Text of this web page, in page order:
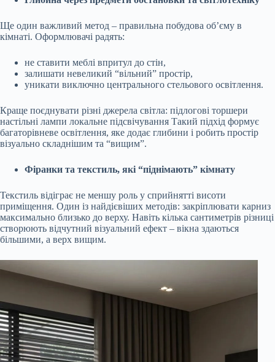
Ще один важливий метод – правильна побудова об’єму в
кімнаті. Оформлювачі радять:
не ставити меблі впритул до стін,
залишати невеликий “вільний” простір,
уникати виключно центрального стельового освітлення.
Краще поєднувати різні джерела світла: підлогові торшери
настільні лампи локальне підсвічування Такий підхід формує
багаторівневе освітлення, яке додає глибини і робить простір
візуально складнішим та “вищим”.
Фіранки та текстиль, які “піднімають” кімнату
Текстиль відіграє не меншу роль у сприйнятті висоти
приміщення. Один із найдієвіших методів: закріплювати карниз
максимально близько до верху. Навіть кілька сантиметрів різниці
створюють відчутний візуальний ефект – вікна здаються
більшими, а верх вищим.